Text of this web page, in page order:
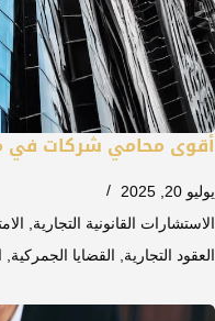
أقوى محامي شركات في
يوليو 20, 2025
الاستشارات القانونية التجارية
العقود التجارية
القضايا الجمركية